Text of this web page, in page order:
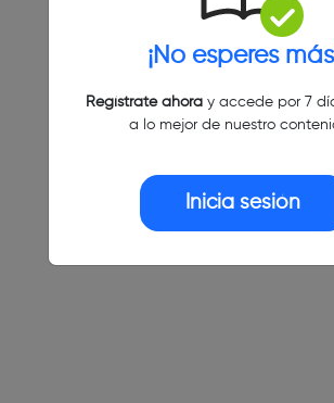
¡No esperes
Regístrate ahoray accede por 7
a lo mejor de nuestro
Inicia sesión